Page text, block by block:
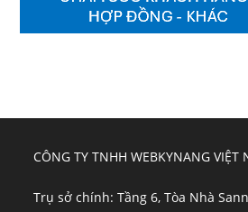
CÔNG TY TNHH WEBKYNANG VIỆT
Trụ sở chính: Tầng 6, Tòa Nhà